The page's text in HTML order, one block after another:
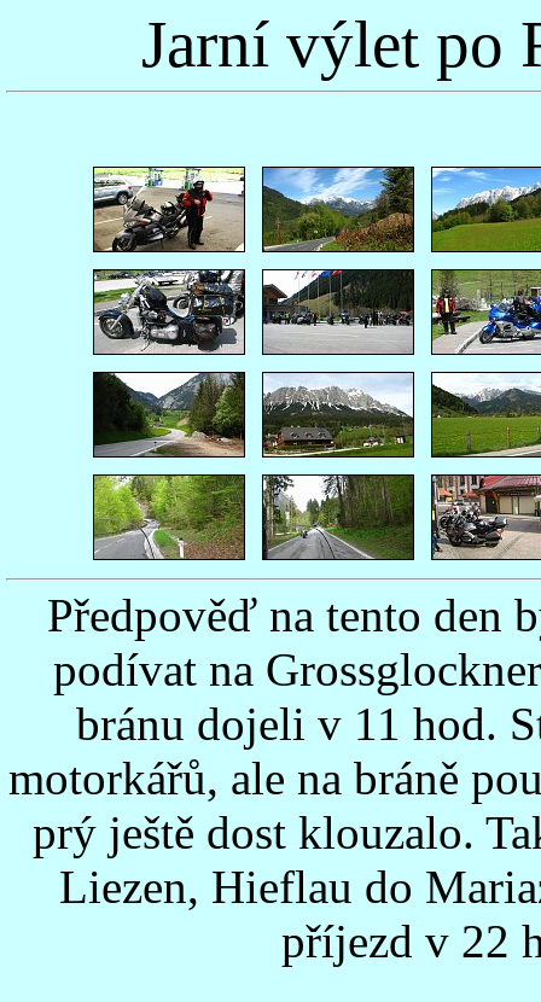
Jarní výlet po
Předpověď na tento den
podívat na
bránu dojeli v 11 hod.
motorkářů, ale na bráně
prý ještě dost klouzalo.
Liezen, Hieflau do
příjezd v 22